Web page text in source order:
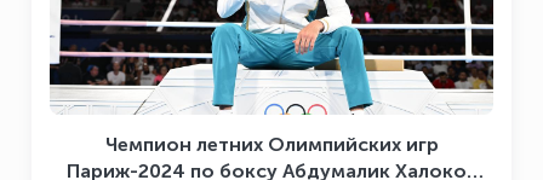
Чемпион летних Олимпийских игр
Париж-2024 по боксу Абдумалик Халоков